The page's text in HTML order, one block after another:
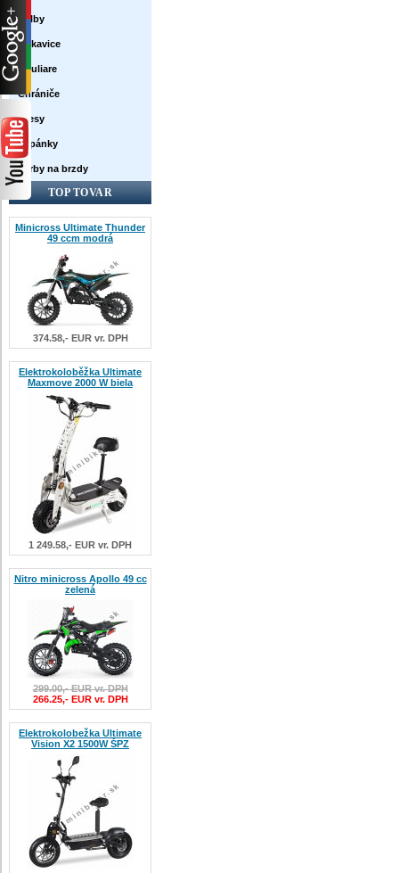
Prilby
Rukavice
Okuliare
Chrániče
Dresy
Topánky
Farby na brzdy
TOP TOVAR
Minicross Ultimate Thunder
49 ccm modrá
374.58,- EUR vr. DPH
Elektrokoloběžka Ultimate
Maxmove 2000 W biela
1 249.58,- EUR vr. DPH
Nitro minicross Apollo 49 cc
zelená
299.00,- EUR vr. DPH
266.25,- EUR vr. DPH
Elektrokolobežka Ultimate
Vision X2 1500W ŠPZ